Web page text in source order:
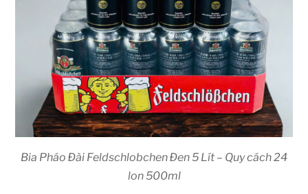
Bia Pháo Đài Feldschlobchen Đen 5 Lít – Quy cách 24
lon 500ml